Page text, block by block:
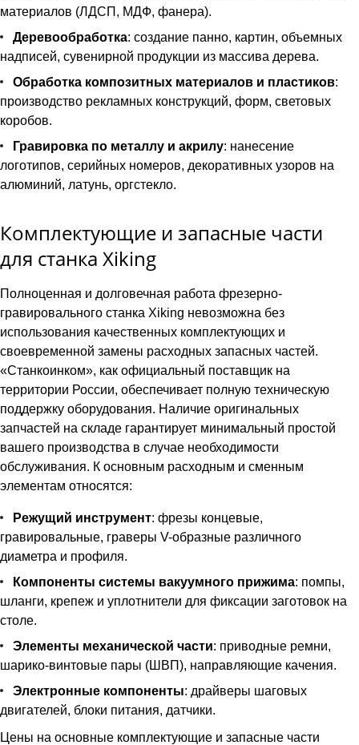
материалов (ЛДСП, МДФ, фанера).
Деревообработка: создание панно, картин, объемных
надписей, сувенирной продукции из массива дерева.
Обработка композитных материалов и пластиков:
производство рекламных конструкций, форм, световых
коробов.
Гравировка по металлу и акрилу: нанесение
логотипов, серийных номеров, декоративных узоров на
алюминий, латунь, оргстекло.
Комплектующие и запасные части
для станка Xiking
Полноценная и долговечная работа фрезерно-
гравировального станка Xiking невозможна без
использования качественных комплектующих и
своевременной замены расходных запасных частей.
«Станкоинком», как официальный поставщик на
территории России, обеспечивает полную техническую
поддержку оборудования. Наличие оригинальных
запчастей на складе гарантирует минимальный простой
вашего производства в случае необходимости
обслуживания. К основным расходным и сменным
элементам относятся:
Режущий инструмент: фрезы концевые,
гравировальные, граверы V-образные различного
диаметра и профиля.
Компоненты системы вакуумного прижима: помпы,
шланги, крепеж и уплотнители для фиксации заготовок на
столе.
Элементы механической части: приводные ремни,
шарико-винтовые пары (ШВП), направляющие качения.
Электронные компоненты: драйверы шаговых
двигателей, блоки питания, датчики.
Цены на основные комплектующие и запасные части